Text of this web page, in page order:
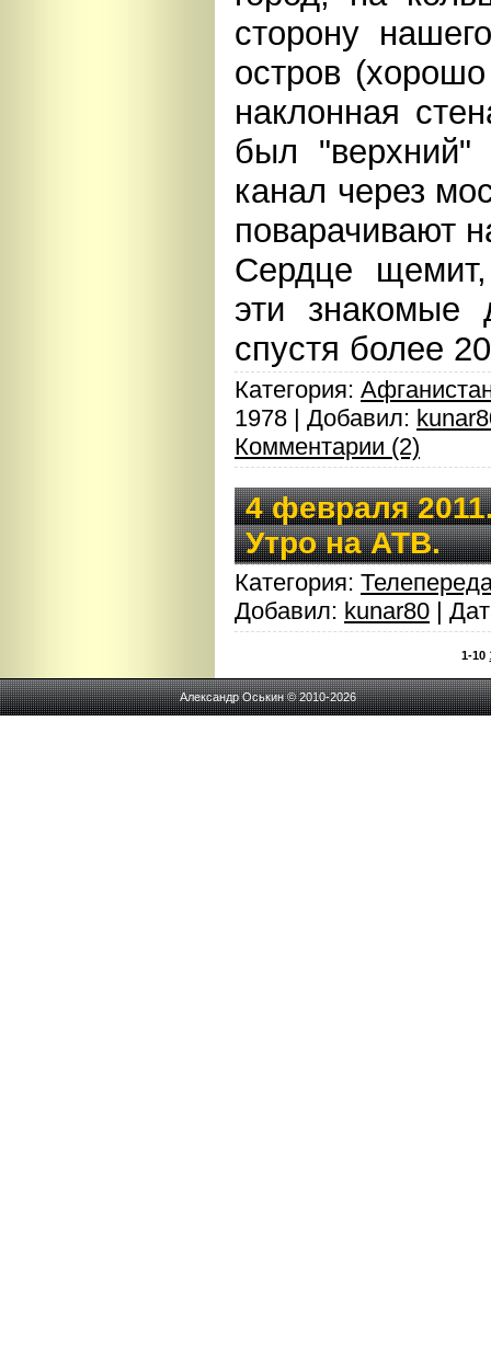
сторону
остров
наклонная
был "верхний"
канал через
поварачивают
Сердце
эти
спустя более
Категория:
1978 | Добавил:
Комментарии (2)
4 февраля
Утро на АТВ.
Категория:
Добавил: kunar80 |
1-10
Александр Оськин © 2010-2026